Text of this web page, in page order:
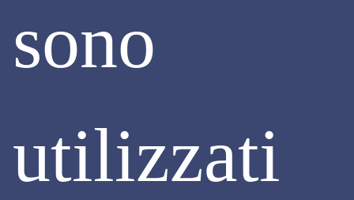
sono
utilizzati